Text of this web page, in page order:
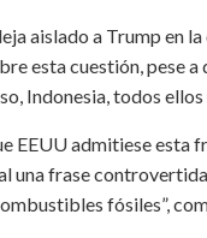
aislado a Trump en
esta cuestión, pese a
Indonesia, todos
EEUU admitiese esta
una frase
fósiles”,